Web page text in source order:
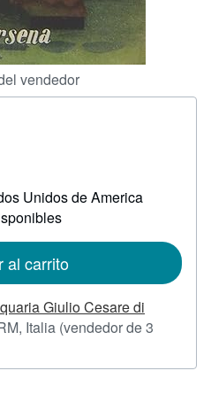
vendedor
Unidos de America
al carrito
Giulio Cesare di
Italia (vendedor de 3